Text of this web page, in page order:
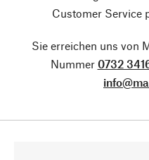
Customer Service
Sie erreichen uns von
Nummer 0732